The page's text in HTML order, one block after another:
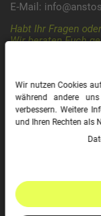
E-Mail:
Habt Ihr Fragen
Wir beraten Euch
ZAHLUNG &
Informationen
Informationen
Wir nutzen Cookies
während andere
verbessern. Weitere
und Ihren Rechten als